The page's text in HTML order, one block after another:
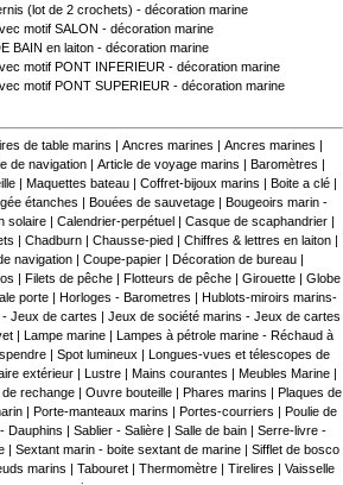
(lot de 2 crochets) - décoration marine
motif SALON - décoration marine
BAIN en laiton - décoration marine
motif PONT INFERIEUR - décoration marine
motif PONT SUPERIEUR - décoration marine
de table marins Ancres marines Ancres marines
de navigation| Article de voyage marins Baromètres
Maquettes bateau Coffret-bijoux marins Boite a clé
étanches Bouées de sauvetage
Bougeoirs marin -
solaire| Calendrier-perpétuel Casque de scaphandrier|
Chadburn| Chausse-pied Chiffres & lettres en laiton|
navigation Coupe-papier Décoration de bureau
Filets de pêche| Flotteurs de pêche| Girouette| Globe
porte| Horloges - Barometres
Hublots-miroirs marins-
Jeux de cartes
Jeux de société marins - Jeux de cartes
Lampe marine
Lampes à pétrole marine - Réchaud à
Spot lumineux
Longues-vues et télescopes de
extérieur Lustre Mains courantes Meubles Marine
rechange Ouvre bouteille Phares marins
Plaques de
Porte-manteaux marins Portes-courriers
Poulie de
Dauphins Sablier - Salière Salle de bain
Serre-livre -
Sextant marin - boite sextant de marine
Sifflet de bosco
marins Tabouret| Thermomètre| Tirelires
Vaisselle